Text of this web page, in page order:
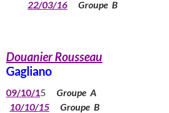
22/03/16 Groupe B
Douanier Rousseau
Gagliano
09/10/15 Groupe A
10/10/15 Groupe B